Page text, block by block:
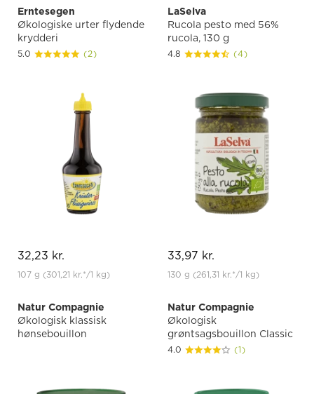
Erntesegen
Økologiske urter flydende
krydderi
5.0 (2)
32,23 kr.
107 g (301,21 kr.*/1 kg)
LaSelva
Rucola pesto med 56%
rucola, 130 g
4.8 (4)
33,97 kr.
130 g (261,31 kr.*/1 kg)
Natur Compagnie
Økologisk klassisk
hønsebouillon
Natur Compagnie
Økologisk
grøntsagsbouillon Classic
4.0 (1)